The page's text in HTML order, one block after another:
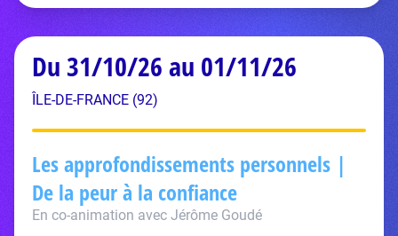
Du 31/10/26 au 01/11/26
ÎLE-DE-FRANCE (92)
Les approfondissements personnels |
De la peur à la confiance
En co-animation avec Jérôme Goudé